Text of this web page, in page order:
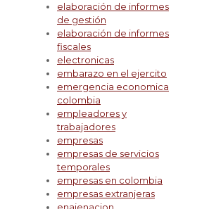
elaboración de informes
de gestión
elaboración de informes
fiscales
electronicas
embarazo en el ejercito
emergencia economica
colombia
empleadores y
trabajadores
empresas
empresas de servicios
temporales
empresas en colombia
empresas extranjeras